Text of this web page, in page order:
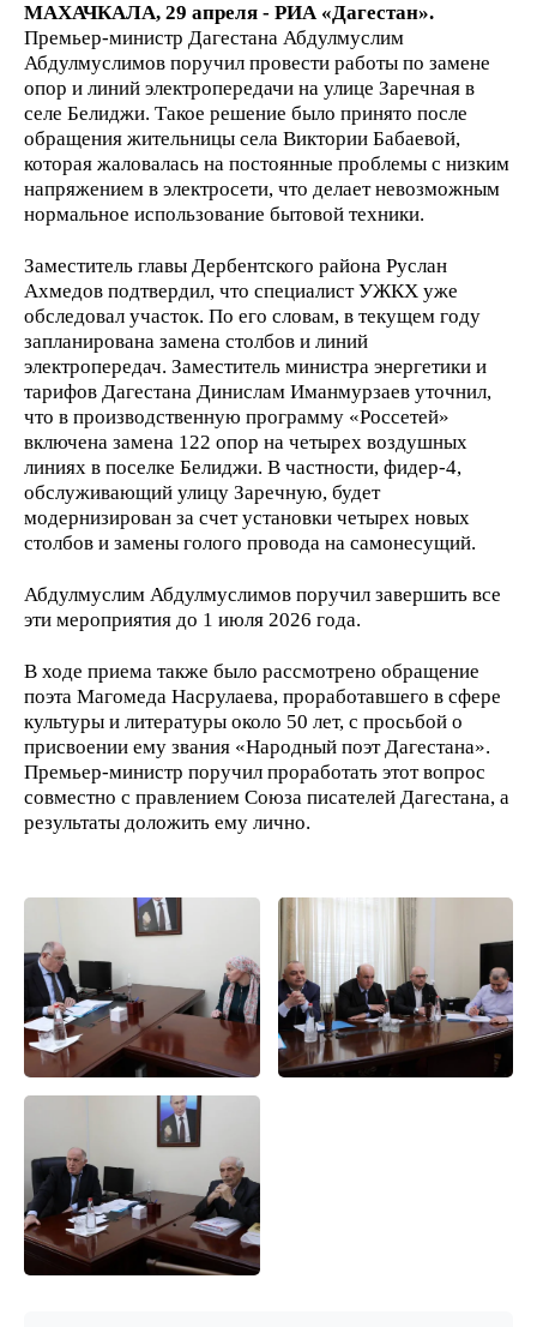
МАХАЧКАЛА, 29 апреля - РИА «Дагестан».
Премьер-министр Дагестана Абдулмуслим
Абдулмуслимов поручил провести работы по замене
опор и линий электропередачи на улице Заречная в
селе Белиджи. Такое решение было принято после
обращения жительницы села Виктории Бабаевой,
которая жаловалась на постоянные проблемы с низким
напряжением в электросети, что делает невозможным
нормальное использование бытовой техники.
Заместитель главы Дербентского района Руслан
Ахмедов подтвердил, что специалист УЖКХ уже
обследовал участок. По его словам, в текущем году
запланирована замена столбов и линий
электропередач. Заместитель министра энергетики и
тарифов Дагестана Динислам Иманмурзаев уточнил,
что в производственную программу «Россетей»
включена замена 122 опор на четырех воздушных
линиях в поселке Белиджи. В частности, фидер-4,
обслуживающий улицу Заречную, будет
модернизирован за счет установки четырех новых
столбов и замены голого провода на самонесущий.
Абдулмуслим Абдулмуслимов поручил завершить все
эти мероприятия до 1 июля 2026 года.
В ходе приема также было рассмотрено обращение
поэта Магомеда Насрулаева, проработавшего в сфере
культуры и литературы около 50 лет, с просьбой о
присвоении ему звания «Народный поэт Дагестана».
Премьер-министр поручил проработать этот вопрос
совместно с правлением Союза писателей Дагестана, а
результаты доложить ему лично.